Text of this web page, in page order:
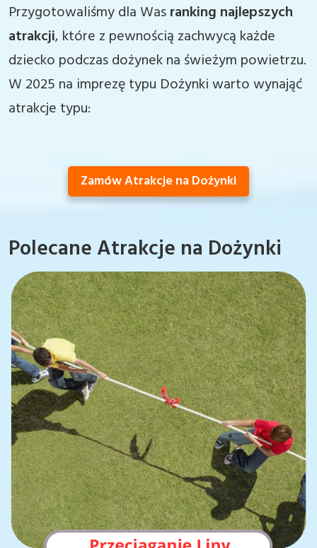
Przygotowaliśmy dla Wasranking najlepszych
atrakcji, które z pewnością zachwycą każde
dziecko podczas dożynek na świeżym powietrzu.
W 2025 na imprezę typu Dożynki warto wynająć
atrakcje typu:
Zamów Atrakcje na Dożynki
Polecane Atrakcje na Dożynki